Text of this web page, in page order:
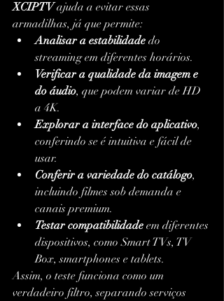
XCIPTV ajuda a evitar essas
armadilhas, já que permite:
Analisar a estabilidade do
streaming em diferentes horários.
Verificar a qualidade da imagem e
do áudio, que podem variar de HD
a 4K.
Explorar a interface do aplicativo,
conferindo se é intuitiva e fácil de
usar.
Conferir a variedade do catálogo,
incluindo filmes sob demanda e
canais premium.
Testar compatibilidade em diferentes
dispositivos, como Smart TVs, TV
Box, smartphones e tablets.
Assim, o teste funciona como um
verdadeiro filtro, separando serviços